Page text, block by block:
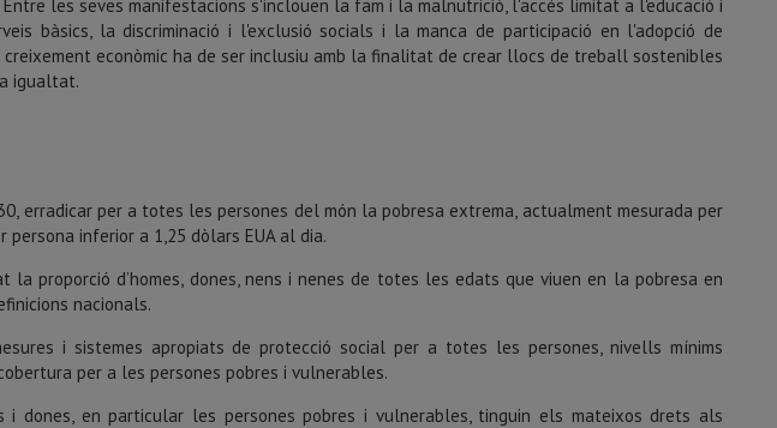
les seves manifestacions s'inclouen la fam i la malnutrició, l'accés limitat a l'educació i
bàsics, la discriminació i l'exclusió socials i la manca de participació en l'adopció de
creixement econòmic ha de ser inclusiu amb la finalitat de crear llocs de treball sostenibles
igualtat.
erradicar per a totes les persones del món la pobresa extrema, actualment mesurada per
persona inferior a 1,25 dòlars EUA al dia.
la proporció d’homes, dones, nens i nenes de totes les edats que viuen en la pobresa en
nacionals.
i sistemes apropiats de protecció social per a totes les persones, nivells mínims
per a les persones pobres i vulnerables.
dones, en particular les persones pobres i vulnerables, tinguin els mateixos drets als